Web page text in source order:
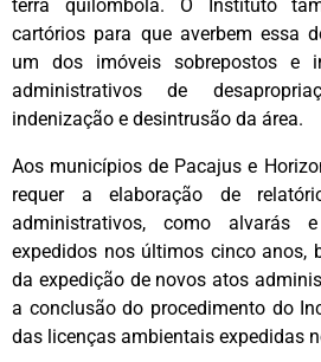
terra quilombola. O Instituto
cartórios para que averbem essa
um dos imóveis sobrepostos e
administrativos de
indenização e desintrusão da área.
Aos municípios de Pacajus e
requer a elaboração de
administrativos, como alvarás
expedidos nos últimos cinco anos,
da expedição de novos atos
a conclusão do procedimento do
das licenças ambientais expedidas